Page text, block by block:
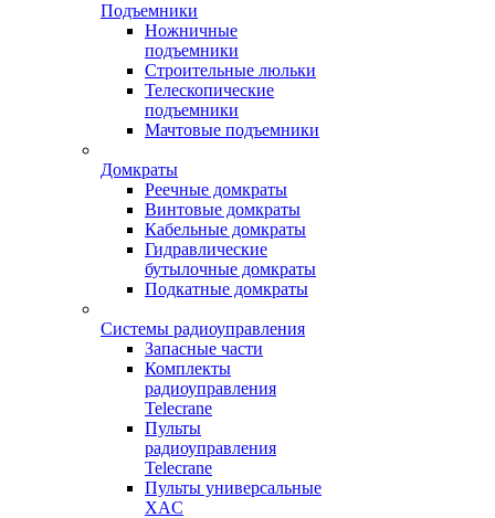
Подъемники
Ножничные
подъемники
Строительные люльки
Телескопические
подъемники
Мачтовые подъемники
Домкраты
Реечные домкраты
Винтовые домкраты
Кабельные домкраты
Гидравлические
бутылочные домкраты
Подкатные домкраты
Системы радиоуправления
Запасные части
Комплекты
радиоуправления
Telecrane
Пульты
радиоуправления
Telecrane
Пульты универсальные
XAC